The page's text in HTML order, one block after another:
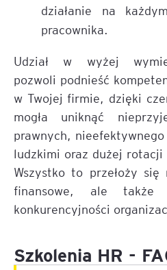
działanie na
pracownika.
Udział w wyżej
pozwoli podnieść
w Twojej firmie, dzięki
mogła uniknąć
prawnych,
ludzkimi oraz dużej
Wszystko to przełoży
finansowe, ale
konkurencyjności
Szkolenia HR -